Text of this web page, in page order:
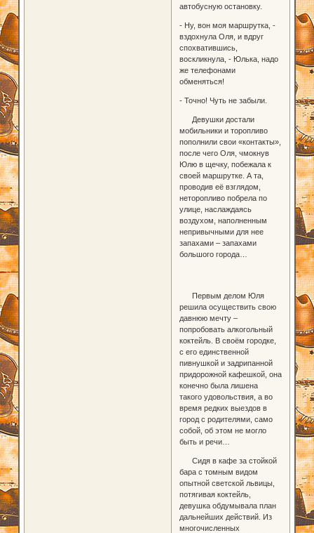
автобусную остановку.
- Ну, вон моя маршрутка, -
вздохнула Оля, и вдруг
спохватившись,
воскликнула, - Юлька, надо
же телефонами
обменяться!
- Точно! Чуть не забыли.
Девушки достали
мобильники и торопливо
пополнили свои «контакты»,
после чего Оля, чмокнув
Юлю в щечку, побежала к
своей маршрутке. А та,
проводив её взглядом,
неторопливо побрела по
улице, наслаждаясь
воздухом, наполненным
непривычными для нее
запахами – запахами
большого города…
Первым делом Юля
решила осуществить свою
давнюю мечту –
попробовать алкогольный
коктейль. В своём городке,
с его единственной
пивнушкой и задрипанной
придорожной кафешкой, она
конечно была лишена
такого удовольствия, а во
время редких выездов в
город с родителями, само
собой, об этом не могло
быть и речи…
Сидя в кафе за стойкой
бара с томным видом
опытной светской львицы,
потягивая коктейль,
девушка обдумывала план
дальнейших действий. Из
многочисленных